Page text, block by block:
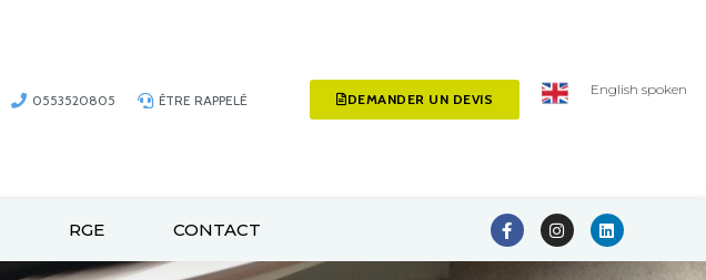
0553520805 ÊTRE RAPPELÉ DEMANDER UN DEVIS
English spoken
RGE CONTACT